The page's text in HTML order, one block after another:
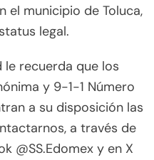
el municipio de Toluca,
legal.
le recuerda que los
y 9-1-1 Número
a su disposición las
a través de
@SS.Edomex y en X